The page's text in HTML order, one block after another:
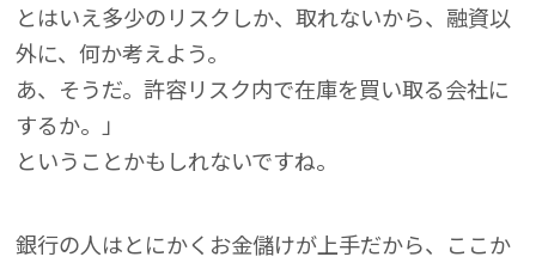
とはいえ多少のリスクしか、取れないから、融資以
外に、何か考えよう。
あ、そうだ。許容リスク内で在庫を買い取る会社に
するか。」
ということかもしれないですね。
銀行の人はとにかくお金儲けが上手だから、ここか